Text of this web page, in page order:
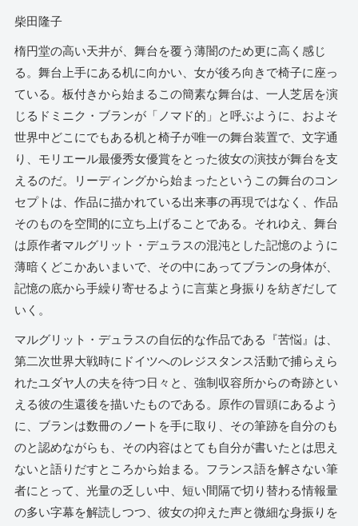
柴田隆子
楕円堂の高い天井が、舞台を覆う薄闇のため更に高く感じ
る。舞台上手にある机に向かい、女が後ろ向きで椅子に座っ
ている。板付きから始まるこの簡素な舞台は、一人芝居を演
じるドミニク・ブランが「ノマド的」と呼ぶように、およそ
世界中どこにでもある机と椅子が唯一の舞台装置で、文字通
り、モリエール最優秀女優賞をとった彼女の演技が舞台を支
えるのだ。リーディングから始まったというこの舞台のコン
セプトは、作品に描かれている出来事の再現ではなく、作品
そのものを空間的に立ち上げることである。それゆえ、舞台
は原作者マルグリット・デュラスの混沌とした記憶のように
薄暗くどこかあいまいで、その中にあってブランの身体が、
記憶の底から手繰り寄せるように言葉と身振りを紡ぎだして
いく。
マルグリット・デュラスの自伝的な作品である『苦悩』は、
第二次世界大戦時にドイツへのレジスタンス活動で捕らえら
れたユダヤ人の夫を待つ日々と、強制収容所からの奇跡とい
える彼の生還後を描いたものである。原作の冒頭にあるよう
に、ブランは数冊のノートを手に取り、その筆跡を自分のも
のと認めながらも、その内容はとても自分が書いたとは思え
ないと語りだすところから始まる。フランス語を解さない筆
者にとって、光量の乏しい中、短い間隔で切り替わる情報量
の多い字幕を解読しつつ、彼女の抑えた声と微細な身振りを